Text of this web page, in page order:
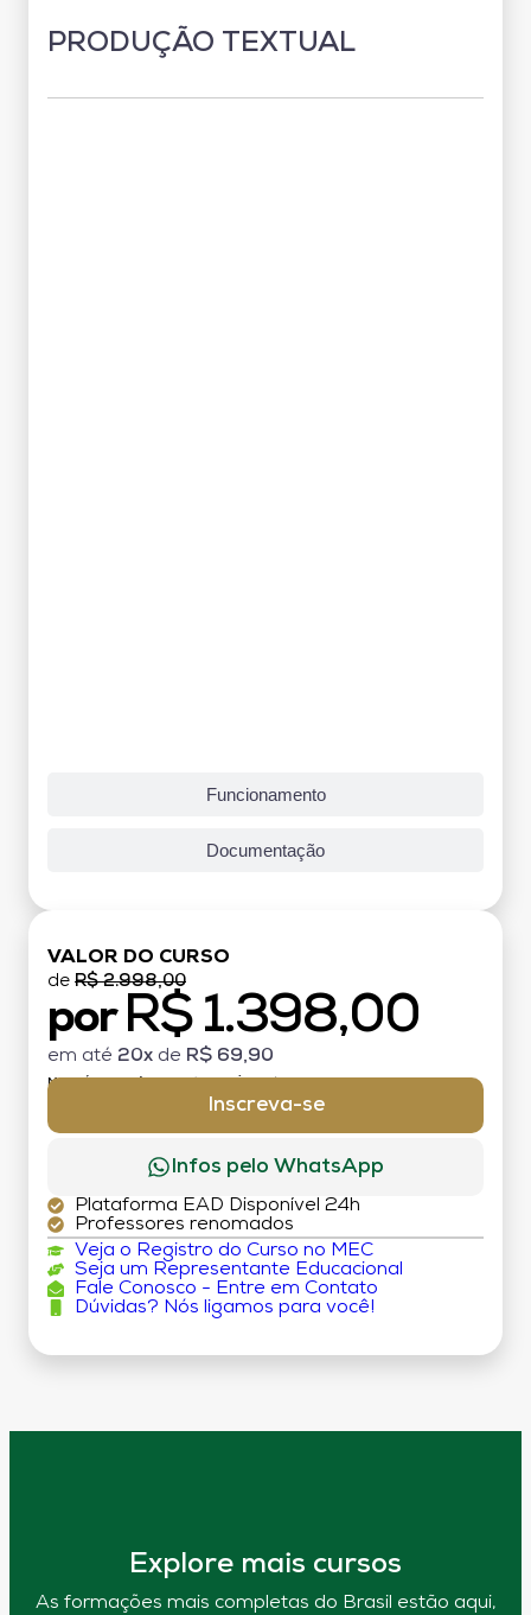
PRODUÇÃO TEXTUAL
Funcionamento
Documentação
VALOR DO CURSO
de R$ 2.998,00
por R$ 1.398,00
em até 20x de R$ 69,90
MATRÍCULA:
Inscreva-se
Infos pelo WhatsApp
Plataforma EAD Disponível 24h
Professores renomados
Veja o Registro do Curso no MEC
Seja um Representante Educacional
Fale Conosco - Entre em Contato
Dúvidas? Nós ligamos para você!
Explore mais cursos
As formações mais completas do Brasil estão aqui,